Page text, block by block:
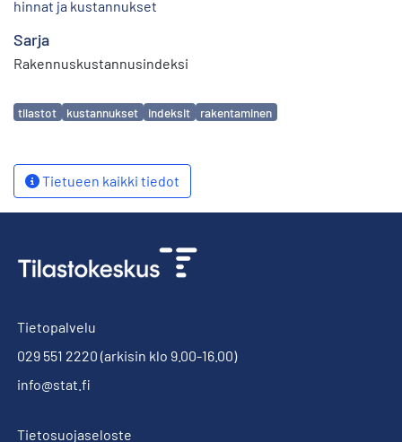
hinnat ja kustannukset
Sarja
Rakennuskustannusindeksi
Avainsanat
tilastot kustannukset indeksit rakentaminen
Tietueen kaikki tiedot
Tietopalvelu
029 551 2220 (arkisin klo 9.00-16.00)
info@stat.fi
Tietosuojaseloste